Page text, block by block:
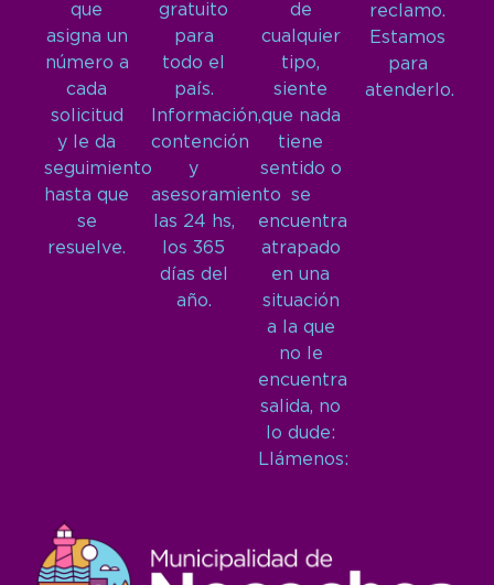
que
asigna un
número a
cada
solicitud
y le da
seguimiento
hasta que
se
resuelve.
gratuito
para
todo el
país.
Información,
contención
y
asesoramiento
las 24 hs,
los 365
días del
año.
de
cualquier
tipo,
siente
que nada
tiene
sentido o
se
encuentra
atrapado
en una
situación
a la que
no le
encuentra
salida, no
lo dude:
Llámenos:
reclamo.
Estamos
para
atenderlo.